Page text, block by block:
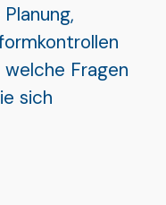
Fragen
sich